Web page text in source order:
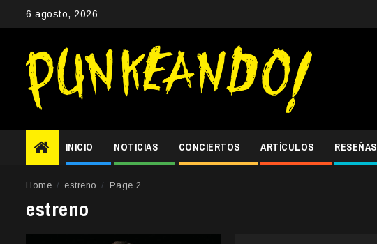
6 agosto, 2026
INICIO NOTICIAS CONCIERTOS ARTÍCULOS RESEÑAS
Home estreno Page 2
estreno